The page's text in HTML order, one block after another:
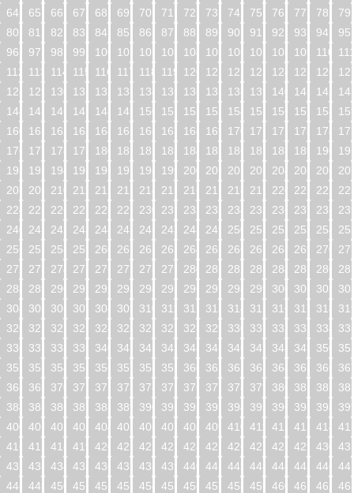
64
65 66 67 68 69 70 71 72 73 74 75 76 77 78
79
80
81 82 83 84 85 86 87 88 89 90 91 92 93 94
95
96
97 98 99 100 101 102 103 104 105 106 107 108 109 110
112
113 114 115 116 117 118 119 120 121 122 123 124 125 126
128
129 130 131 132 133 134 135 136 137 138 139 140 141 142
144
145 146 147 148 149 150 151 152 153 154 155 156 157 158
160
161 162 163 164 165 166 167 168 169 170 171 172 173 174
176
177 178 179 180 181 182 183 184 185 186 187 188 189 190
192
193 194 195 196 197 198 199 200 201 202 203 204 205 206
208
209 210 211 212 213 214 215 216 217 218 219 220 221 222
224
225 226 227 228 229 230 231 232 233 234 235 236 237 238
240
241 242 243 244 245 246 247 248 249 250 251 252 253 254
256
257 258 259 260 261 262 263 264 265 266 267 268 269 270
272
273 274 275 276 277 278 279 280 281 282 283 284 285 286
288
289 290 291 292 293 294 295 296 297 298 299 300 301 302
304
305 306 307 308 309 310 311 312 313 314 315 316 317 318
320
321 322 323 324 325 326 327 328 329 330 331 332 333 334
336
337 338 339 340 341 342 343 344 345 346 347 348 349 350
352
353 354 355 356 357 358 359 360 361 362 363 364 365 366
368
369 370 371 372 373 374 375 376 377 378 379 380 381 382
384
385 386 387 388 389 390 391 392 393 394 395 396 397 398
400
401 402 403 404 405 406 407 408 409 410 411 412 413 414
416
417 418 419 420 421 422 423 424 425 426 427 428 429 430
432
433 434 435 436 437 438 439 440 441 442 443 444 445 446
448
449 450 451 452 453 454 455 456 457 458 459 460 461 462